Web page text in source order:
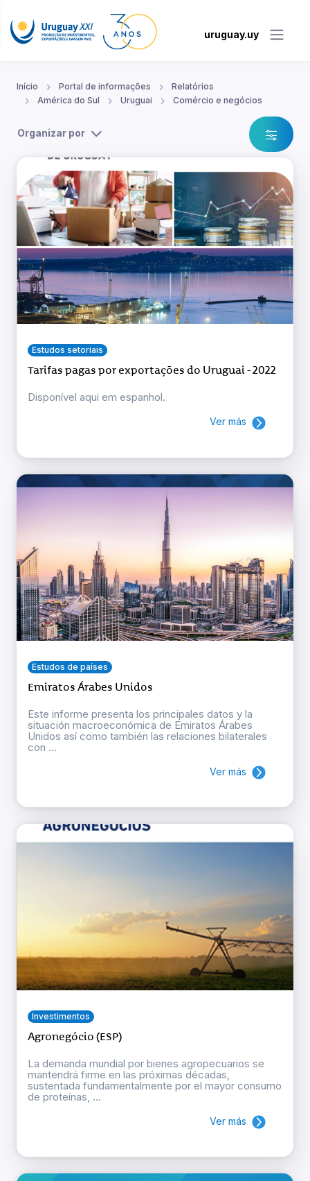
uruguay.uy
Início Portal de informações
Relatórios
América do Sul
Uruguai Comércio e negócios
Organizar por
Estudos setoriais
Tarifas pagas por exportações do Uruguai - 2022
Disponível aqui em espanhol.
Ver más
Estudos de países
Emiratos Árabes Unidos
Este informe presenta los principales datos y la
situación macroeconómica de Emiratos Árabes
Unidos así como también las relaciones bilaterales
con ...
Ver más
Investimentos
Agronegócio (ESP)
La demanda mundial por bienes agropecuarios se
mantendrá firme en las próximas décadas,
sustentada fundamentalmente por el mayor consumo
de proteínas, ...
Ver más